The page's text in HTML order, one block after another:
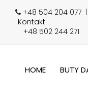
+48 504 204 077
Kontakt
+48 502 244 271
HOME BUTY